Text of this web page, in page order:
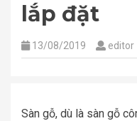
lắp đặt
13/08/2019 editor
Sàn gỗ, dù là sàn gỗ